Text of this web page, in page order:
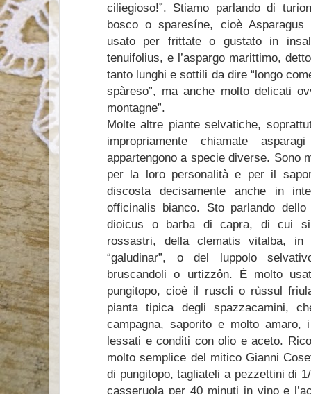
ciliegioso!”. Stiamo parlando di
bosco o sparesíne, cioè
usato per frittate o gustato in
tenuifolius, e l’aspargo marittimo,
tanto lunghi e sottili da dire “longo
spàreso”, ma anche molto delicati
montagne”.
Molte altre piante selvatiche,
impropriamente chiamate
appartengono a specie diverse. Sono
per la loro personalità e per il
discosta decisamente anche in
officinalis bianco. Sto parlando
dioicus o barba di capra, di cui
rossastri, della clematis vitalba, in
“galudinar”, o del luppolo
bruscandoli o urtizzôn. È molto
pungitopo, cioè il ruscli o rùssul
pianta tipica degli spazzacamini,
campagna, saporito e molto amaro,
lessati e conditi con olio e aceto.
molto semplice del mitico Gianni
di pungitopo, tagliateli a pezzettini di
casseruola per 40 minuti in vino e